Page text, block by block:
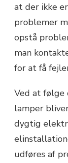
at der ikke
problemer
opstå
man
for at få
Ved at følge
lamper
dygtig
udføres af